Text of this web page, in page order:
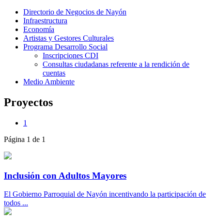
Directorio de Negocios de Nayón
Infraestructura
Economía
Artistas y Gestores Culturales
Programa Desarrollo Social
Inscripciones CDI
Consultas ciudadanas referente a la rendición de
cuentas
Medio Ambiente
Proyectos
1
Página 1 de 1
Inclusión con Adultos Mayores
El Gobierno Parroquial de Nayón incentivando la participación de
todos ...